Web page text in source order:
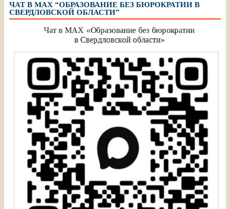
ЧАТ В МАХ “ОБРАЗОВАНИЕ БЕЗ БЮРОКРАТИИ В
СВЕРДЛОВСКОЙ ОБЛАСТИ”